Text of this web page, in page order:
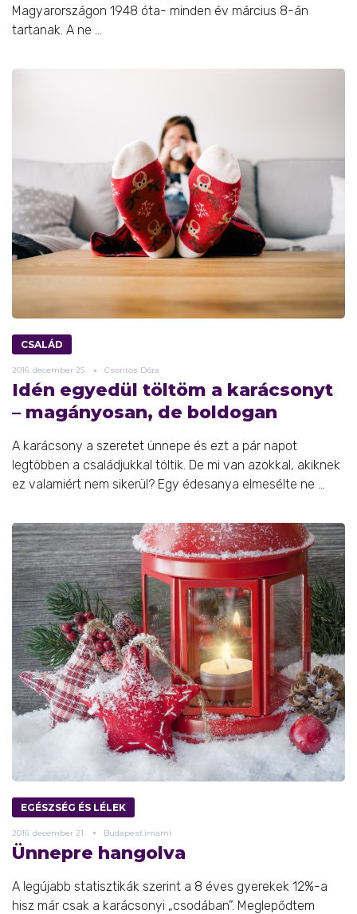
Magyarországon 1948 óta- minden év március 8-án
tartanak. A ne ...
CSALÁD
2016. december 25. Csontos Dóra
Idén egyedül töltöm a karácsonyt
– magányosan, de boldogan
A karácsony a szeretet ünnepe és ezt a pár napot
legtöbben a családjukkal töltik. De mi van azokkal, akiknek
ez valamiért nem sikerül? Egy édesanya elmesélte ne ...
EGÉSZSÉG ÉS LÉLEK
2016. december 21. Budapest.imami
Ünnepre hangolva
A legújabb statisztikák szerint a 8 éves gyerekek 12%-a
hisz már csak a karácsonyi „csodában”. Meglepődtem